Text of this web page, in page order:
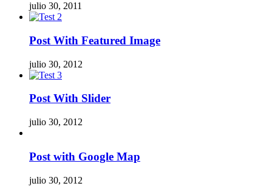
julio 30, 2011
Post With Featured Image
julio 30, 2012
Post With Slider
julio 30, 2012
Post with Google Map
julio 30, 2012